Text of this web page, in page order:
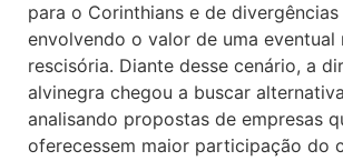
para o Corinthians e de
envolvendo o valor de uma eventual
rescisória. Diante desse cenário, a
alvinegra chegou a buscar
analisando propostas de empresas
oferecessem maior participação do